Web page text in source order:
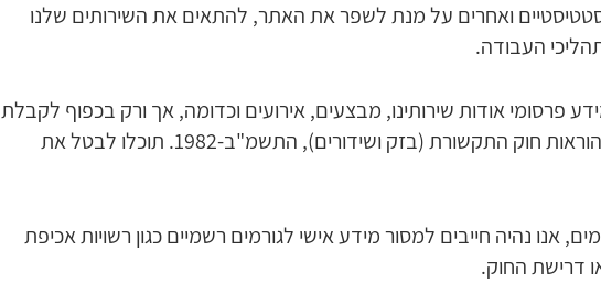
סטטיסטיים ואחרים על מנת לשפר את האתר, להתאים את השירותים שלנו
העבודה.
פרסומי אודות שירותינו, מבצעים, אירועים וכדומה, אך ורק בכפוף לקבלת
הסכמתכם המפורשת מראש, ובהתאם להוראות חוק התקשורת (בזק ושידורים), התשמ"ב-1982. תוכלו לבטל את
אנו נהיה חייבים למסור מידע אישי לגורמים רשמיים כגון רשויות אכיפת
דרישת החוק.